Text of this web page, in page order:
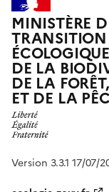
MINISTÈRE
TRANSITION
DE LA
DE LA
ET DE LA
Version 3.3.1 17/07/